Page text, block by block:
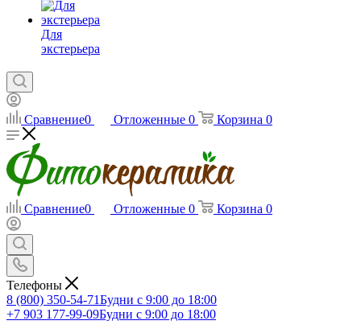
Для
экстерьера
Сравнение0 Отложенные 0 Корзина 0
Сравнение0 Отложенные 0 Корзина 0
Телефоны
8 (800) 350-54-71Будни с 9:00 до 18:00
+7 903 177-99-09Будни с 9:00 до 18:00